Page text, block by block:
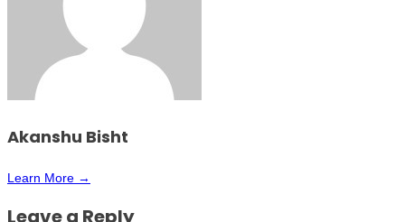
Akanshu Bisht
Learn More →
Leave a Reply